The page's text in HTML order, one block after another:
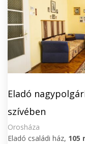
Eladó
szívében
Orosháza
Eladó családi ház, 105